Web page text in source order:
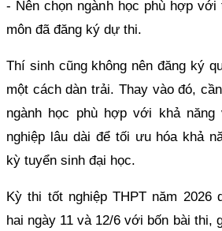
- Nên chọn ngành học phù hợp
môn đã đăng ký dự thi.
Thí sinh cũng không nên đăng ký
một cách dàn trải. Thay vào đó,
ngành học phù hợp với khả năng
nghiệp lâu dài để tối ưu hóa khả
kỳ tuyển sinh đại học.
Kỳ thi tốt nghiệp THPT năm 2026
hai ngày 11 và 12/6 với bốn bài thi,